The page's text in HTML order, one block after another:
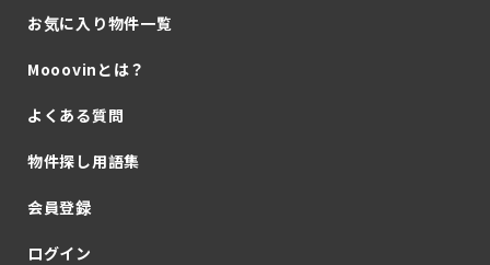
お気に入り物件一覧
Mooovinとは？
よくある質問
物件探し用語集
会員登録
ログイン